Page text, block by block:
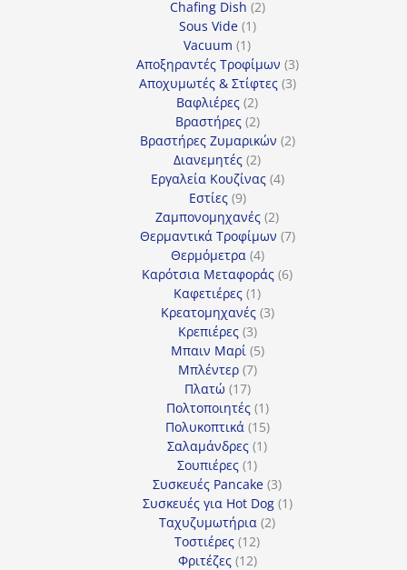
Chafing Dish 22
Sous Vide 11
Vacuum 11
προϊόν
Αποξηραντές Τροφίμων 33
προϊόντα
Αποχυμωτές & Στίφτες 33
Βαφλιέρες 22
προϊόντα
Βραστήρες 22
προϊόντα
Βραστήρες Ζυμαρικών 22
Διανεμητές 22
προϊόντα
Εργαλεία Κουζίνας 44
Εστίες 99
προϊόντα
Ζαμπονομηχανές 22
προϊόντα
Θερμαντικά Τροφίμων 77
Θερμόμετρα 44
προϊόντα
Καρότσια Μεταφοράς 66
Καφετιέρες 11
προϊόν
Κρεατομηχανές 33
Κρεπιέρες 33
προϊόντα
Μπαιν Μαρί 55
Μπλέντερ 77
Πλατώ 1717
προϊόντα
Πολτοποιητές 11
προϊόν
Πολυκοπτικά 1515
προϊόντα
Σαλαμάνδρες 11
Σουπιέρες 11
προϊόν
Συσκευές Pancake 33
προϊόντα
Συσκευές για Hot Dog 11
Ταχυζυμωτήρια 22
Τοστιέρες 1212
προϊόντα
Φριτέζες 1212